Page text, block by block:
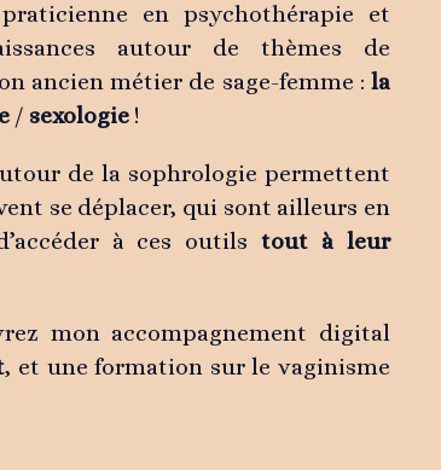
en psychothérapie et
autour de thèmes de
ancien métier de sage-femme : la
/ sexologie !
de la sophrologie permettent
se déplacer, qui sont ailleurs en
à ces outilstout à leur
mon accompagnement digital
, et une formation sur le vaginisme